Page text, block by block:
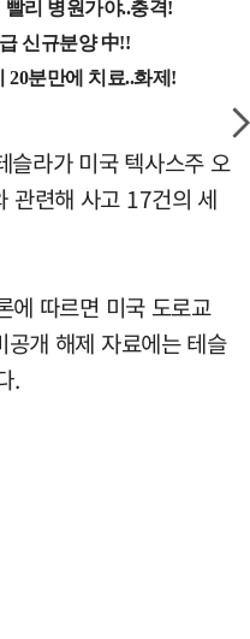
슬라가 미국 텍사스주 오
관련해 사고 17건의 세
에 따르면 미국 도로교
개 해제 자료에는 테슬
.